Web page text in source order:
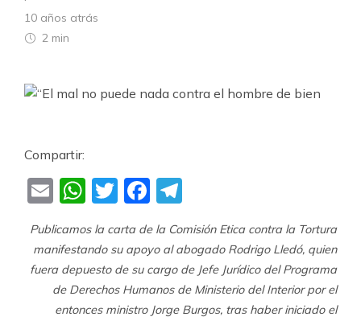
10 años atrás
2 min
Compartir:
EmailWhatsApp
TwitterFacebook
Publicamos la carta de la Comisión Etica contra la Tortura
manifestando su apoyo al abogado Rodrigo Lledó, quien
fuera depuesto de su cargo de Jefe Jurídico del Programa
de Derechos Humanos de Ministerio del Interior por el
entonces ministro Jorge Burgos, tras haber iniciado el